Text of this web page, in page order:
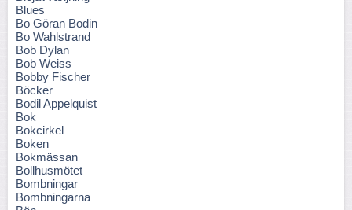
Blues
Bo Göran Bodin
Bo Wahlstrand
Bob Dylan
Bob Weiss
Bobby Fischer
Böcker
Bodil Appelquist
Bok
Bokcirkel
Boken
Bokmässan
Bollhusmötet
Bombningar
Bombningarna